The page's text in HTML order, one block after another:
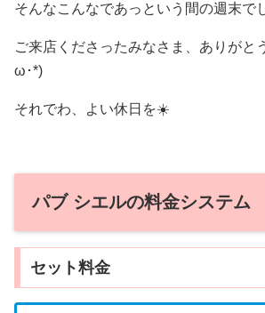
そんなこんなであっという間の週末で
ご来店くださったみなさま、ありがと
ω･*)
それでわ、よい休日を☀️
パブ シエルの料金システム
セット料金